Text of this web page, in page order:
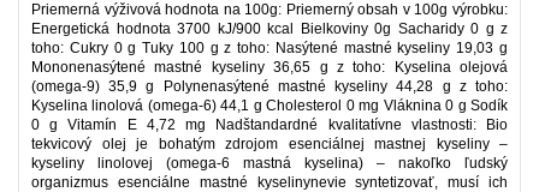
Priemerná výživová hodnota na 100g: Priemerný obsah v 100g výrobku:
Energetická hodnota 3700 kJ/900 kcal Bielkoviny 0g Sacharidy 0 g z
toho: Cukry 0 g Tuky 100 g z toho: Nasýtené mastné kyseliny 19,03 g
Mononenasýtené mastné kyseliny 36,65 g z toho: Kyselina olejová
(omega-9) 35,9 g Polynenasýtené mastné kyseliny 44,28 g z toho:
Kyselina linolová (omega-6) 44,1 g Cholesterol 0 mg Vláknina 0 g Sodík
0 g Vitamín E 4,72 mg Nadštandardné kvalitatívne vlastnosti: Bio
tekvicový olej je bohatým zdrojom esenciálnej mastnej kyseliny –
kyseliny linolovej (omega-6 mastná kyselina) – nakoľko ľudský
organizmus esenciálne mastné kyselinynevie syntetizovať, musí ich